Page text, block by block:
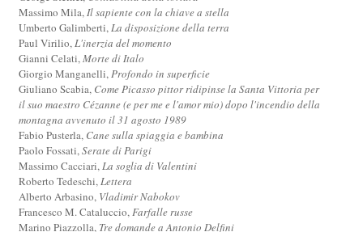
Massimo Mila,Il sapiente con la chiave a stella
Umberto Galimberti,La disposizione della terra
Paul Virilio,L'inerzia del momento
Gianni Celati,Morte di Italo
Giorgio Manganelli,Profondo in superficie
Giuliano Scabia, Come Picasso pittor ridipinse la Santa Vittoria per
il suo maestro Cézanne (e per me e l'amor mio) dopo l'incendio della
montagna avvenuto il 31 agosto 1989
Fabio Pusterla, Cane sulla spiaggia e bambina
Paolo Fossati,Serate di Parigi
Massimo Cacciari,La soglia di Valentini
Roberto Tedeschi,Lettera
Alberto Arbasino, Vladimir Nabokov
Francesco M. Cataluccio,Farfalle russe
Marino Piazzolla, Tre domande a Antonio Delfini